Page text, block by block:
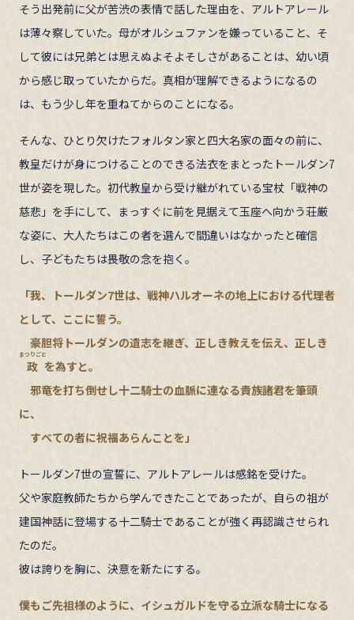
そう出発前に父が苦渋の表情で話した理由を、アルトアレール
は薄々察していた。母がオルシュファンを嫌っていること、そ
して彼には兄弟とは思えぬよそよそしさがあることは、幼い頃
から感じ取っていたからだ。真相が理解できるようになるの
は、もう少し年を重ねてからのことになる。
そんな、ひとり欠けたフォルタン家と四大名家の面々の前に、
教皇だけが身につけることのできる法衣をまとったトールダン7
世が姿を現した。初代教皇から受け継がれている宝杖「戦神の
慈悲」を手にして、まっすぐに前を見据えて玉座へ向かう荘厳
な姿に、大人たちはこの者を選んで間違いはなかったと確信
し、子どもたちは畏敬の念を抱く。
「我、トールダン7世は、戦神ハルオーネの地上における代理者
として、ここに誓う。
豪胆将トールダンの遺志を継ぎ、正しき教えを伝え、正しき
政
まつりごと
を為すと。
邪竜を打ち倒せし十二騎士の血脈に連なる貴族諸君を筆頭
に、
すべての者に祝福あらんことを」
トールダン7世の宣誓に、アルトアレールは感銘を受けた。
父や家庭教師たちから学んできたことであったが、自らの祖が
建国神話に登場する十二騎士であることが強く再認識させられ
たのだ。
彼は誇りを胸に、決意を新たにする。
僕もご先祖様のように、イシュガルドを守る立派な騎士になる